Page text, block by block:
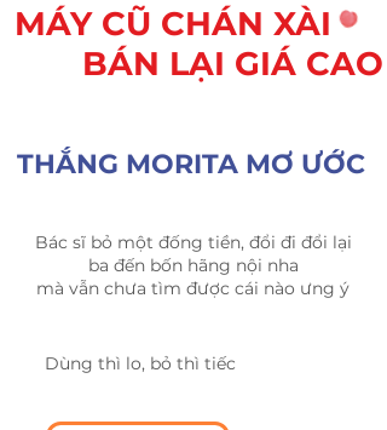
MÁY CŨ CHÁN XÀI
BÁN LẠI GIÁ CAO
THẮNG MORITA MƠ ƯỚC
Bác sĩ bỏ một đống tiền, đổi đi đổi lại
ba đến bốn hãng nội nha
mà vẫn chưa tìm được cái nào ưng ý
Dùng thì lo, bỏ thì tiếc